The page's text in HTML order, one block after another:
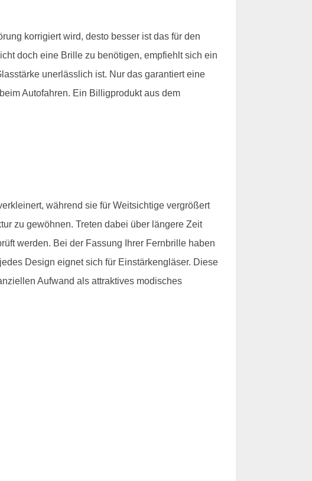
korrigiert wird, desto besser ist das für den
doch eine Brille zu benötigen, empfiehlt sich ein
unerlässlich ist. Nur das garantiert eine
Autofahren. Ein Billigprodukt aus dem
während sie für Weitsichtige vergrößert
zu gewöhnen. Treten dabei über längere Zeit
werden. Bei der Fassung Ihrer Fernbrille haben
Design eignet sich für Einstärkengläser. Diese
Aufwand als attraktives modisches